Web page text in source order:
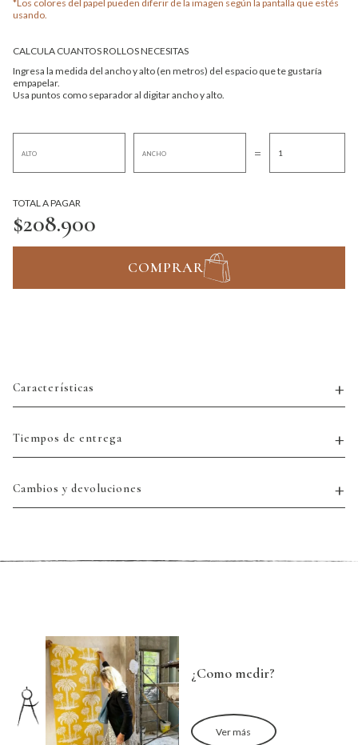
*Los colores del papel pueden diferir de la imagen según la pantalla que estés
usando.
CALCULA CUANTOS ROLLOS NECESITAS
Ingresa la medida del ancho y alto (en metros) del espacio que te gustaría
empapelar.
Usa puntos como separador al digitar ancho y alto.
=
TOTAL A PAGAR
$208.900
COMPRAR
Características
Tiempos de entrega
Cambios y devoluciones
¿Como medir?
Ver más